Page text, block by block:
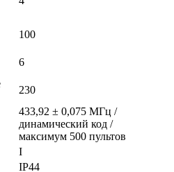
100
6
230
433,92 ± 0,075 МГц /
динамический код /
максимум 500 пультов
I
IP44